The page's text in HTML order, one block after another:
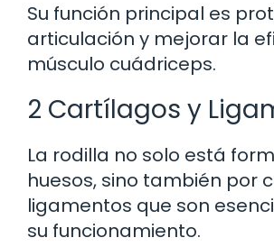
Su función principal es
articulación y mejorar la
músculo cuádriceps.
2 Cartílagos y
La rodilla no solo está
huesos, sino también por
ligamentos que son
su funcionamiento.